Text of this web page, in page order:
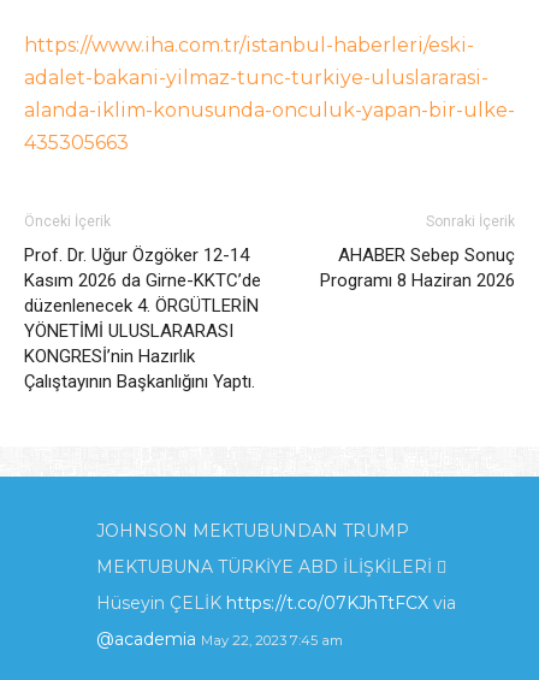
https://www.iha.com.tr/istanbul-haberleri/eski-
adalet-bakani-yilmaz-tunc-turkiye-uluslararasi-
alanda-iklim-konusunda-onculuk-yapan-bir-ulke-
435305663
Önceki İçerik
Prof. Dr. Uğur Özgöker 12-14
Kasım 2026 da Girne-KKTC’de
düzenlenecek 4. ÖRGÜTLERİN
YÖNETİMİ ULUSLARARASI
KONGRESİ’nin Hazırlık
Çalıştayının Başkanlığını Yaptı.
Sonraki İçerik
AHABER Sebep Sonuç
Programı 8 Haziran 2026
JOHNSON MEKTUBUNDAN TRUMP
MEKTUBUNA TÜRKİYE ABD İLİŞKİLERİ 
Hüseyin ÇELİK https://t.co/07KJhTtFCX via
@academia May 22, 2023 7:45 am